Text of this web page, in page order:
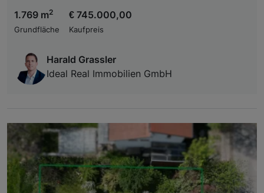
1.769 m2
Grundfläche
€ 745.000,00
Kaufpreis
Harald Grassler
Ideal Real Immobilien GmbH